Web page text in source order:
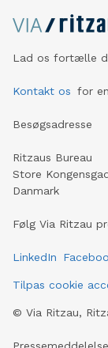
Lad os fortælle
Kontakt os for
Besøgsadresse
Ritzaus Bureau
Store
Danmark
Følg Via Ritzau
LinkedIn
Tilpas cookie
© Via Ritzau,